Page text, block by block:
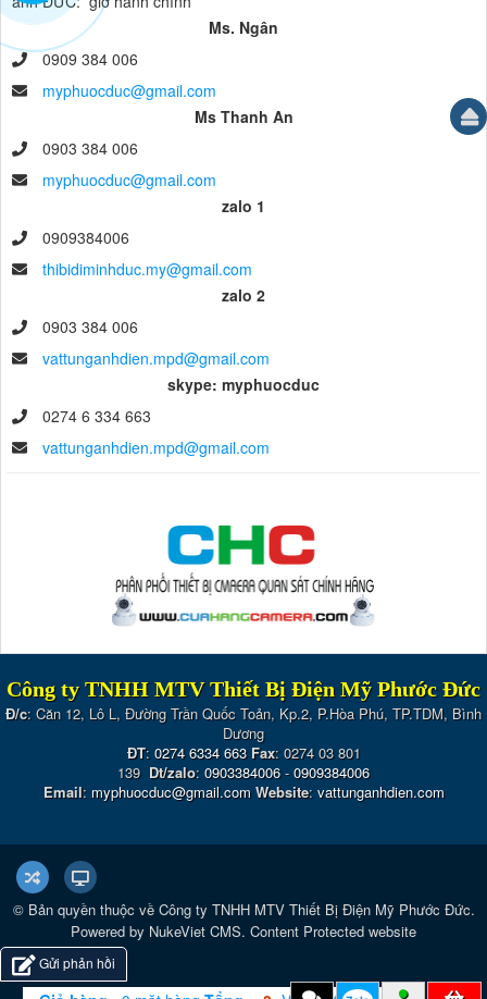
Ms. Ngân
0909 384 006
myphuocduc@gmail.com
Ms Thanh An
0903 384 006
myphuocduc@gmail.com
zalo 1
0909384006
thibidiminhduc.my@gmail.com
zalo 2
0903 384 006
vattunganhdien.mpd@gmail.com
skype: myphuocduc
0274 6 334 663
vattunganhdien.mpd@gmail.com
Công ty TNHH MTV Thiết Bị Điện Mỹ Phước Đức
Đ/c: Căn 12, Lô L, Đường Trần Quốc Toản, Kp.2, P.Hòa Phú, TP.TDM, Bình
Dương
ĐT: 0274 6334 663 Fax: 0274 03 801
139 Dt/zalo: 0903384006-0909384006
Email: myphuocduc@gmail.com Website: vattunganhdien.com
Gửi phản hồi
© Bản quyền thuộc về Công ty TNHH MTV Thiết Bị Điện Mỹ Phước Đức.
Powered by NukeViet CMS. Content Protected website